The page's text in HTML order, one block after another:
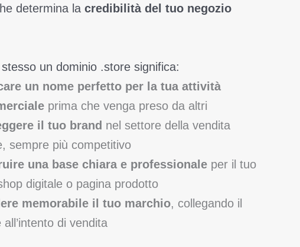
determina la credibilità del tuo negozio
un dominio .store significa:
un nome perfetto per la tua attività
prima che venga preso da altri
il tuo brand nel settore della vendita
sempre più competitivo
una base chiara e professionale per il tuo
digitale o pagina prodotto
memorabile il tuo marchio, collegando il
all’intento di vendita